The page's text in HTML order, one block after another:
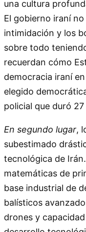
una cultura
El gobierno iraní
intimidación y los
sobre todo
recuerdan cómo
democracia iraní
elegido
policial que duró 27
En segundo lugar,
subestimado
tecnológica de
matemáticas de
base industrial de
balísticos
drones y